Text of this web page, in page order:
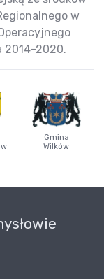
w
2014-2020.
Gmina
Wilków